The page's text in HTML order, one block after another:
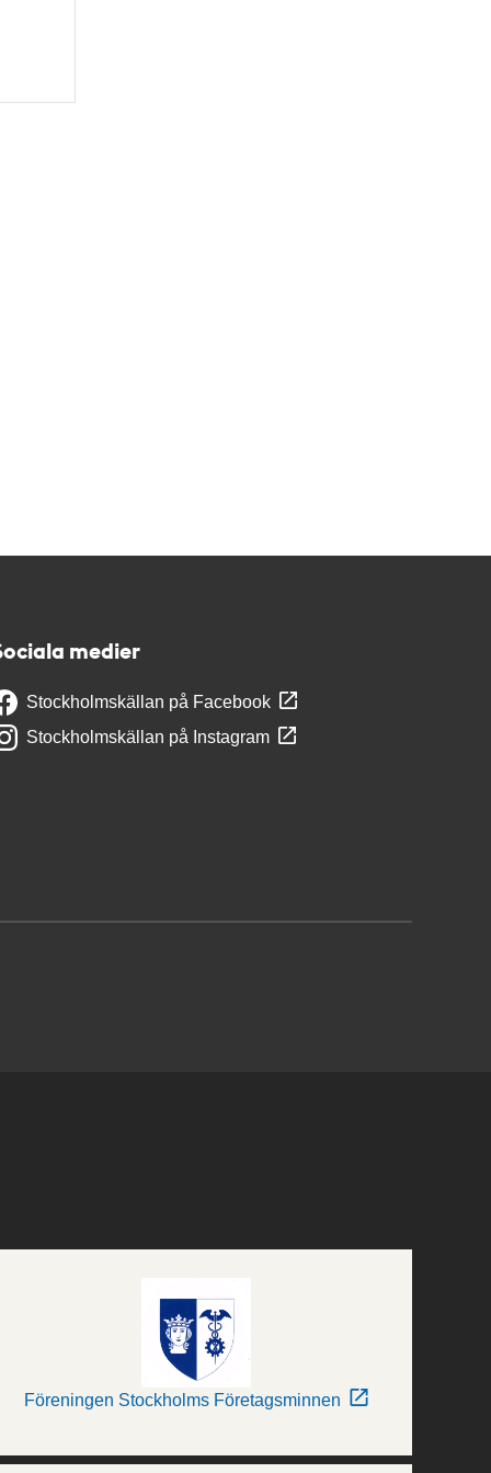
medier
Stockholmskällan på Facebook
Stockholmskällan på Instagram
Föreningen Stockholms Företagsminnen